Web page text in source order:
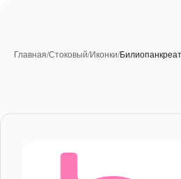
Главная/Стоковый/Иконки/